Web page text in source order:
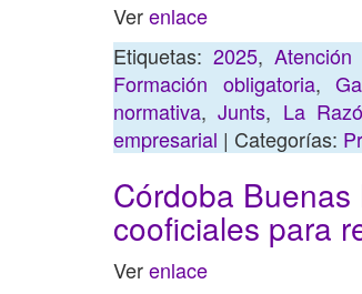
Verenlace
Etiquetas: 2025, Atención
Formación obligatoria,
normativa,Junts, La
empresarial | Categorías:
Córdoba
cooficiales para
Verenlace